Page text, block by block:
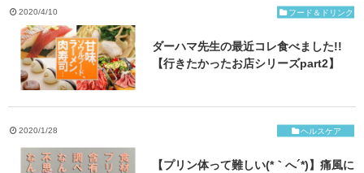
2020/4/10 フード＆ドリンク
ダーハマ先生の最近コレ食べました!!
【行きたかったお店シリーズpart2】
2020/1/28 ヘルスケア
【プリン体って難しい(*｀へ´*)】痛風に
オフィシャルサイト